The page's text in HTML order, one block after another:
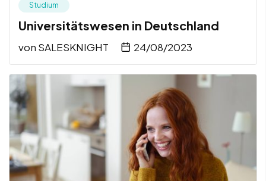
Studium
Universitätswesen in Deutschland
von SALESKNIGHT 24/08/2023